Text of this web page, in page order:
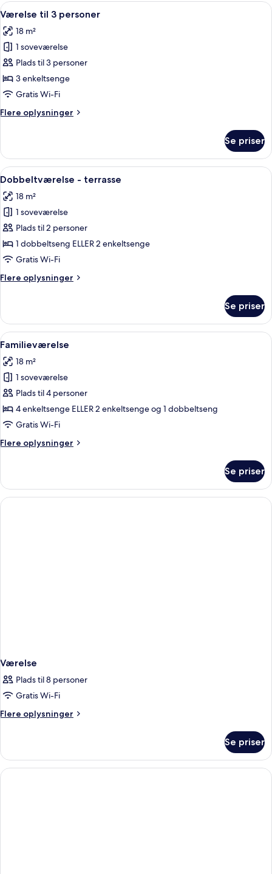
Indlæs
alle
billeder
af
Værelse
til
3
Et hotelværelse med en stor seng, et
3
Værelse til 3 personer
18 m²
1 soveværelse
Plads til 3 personer
3 enkeltsenge
Gratis Wi-Fi
Flere oplysninger
Flere
til
personer
Se priser
Indlæs
alle
billeder
af
Dobbeltværelse
-
terrasse
Et moderne hotelværelse med en
2
Dobbeltværelse - terrasse
18 m²
1 soveværelse
Plads til 2 personer
1 dobbeltseng ELLER 2 enkeltsenge
Gratis Wi-Fi
Flere oplysninger
Flere
-
terrasse
Se priser
Indlæs
alle
billeder
af
Familieværelse
Et hotelværelse med to senge, et
1
Familieværelse
18 m²
1 soveværelse
Plads til 4 personer
4 enkeltsenge ELLER 2 enkeltsenge og 1 dobbeltseng
Gratis Wi-Fi
Flere oplysninger
Flere
Se priser
Værelse
Plads til 8 personer
Gratis Wi-Fi
Flere oplysninger
Flere
Se priser